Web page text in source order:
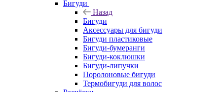
Бигуди
Назад
Бигуди
Аксессуары для бигуди
Бигуди пластиковые
Бигуди-бумеранги
Бигуди-коклюшки
Бигуди-липучки
Поролоновые бигуди
Термобигуди для волос